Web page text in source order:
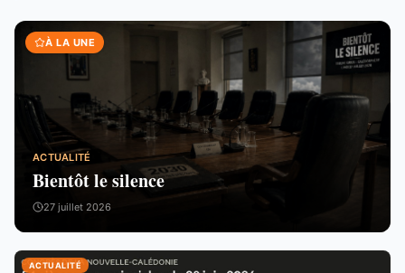
À LA UNE
ACTUALITÉ
Bientôt le silence
27 juillet 2026
ACTUALITÉ